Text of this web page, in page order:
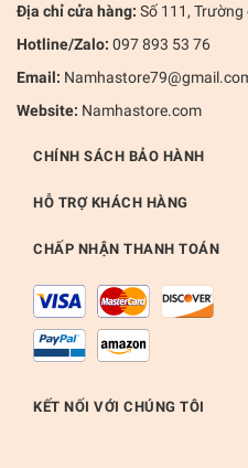
Địa chỉ cửa hàng: Số 111, Trường
Hotline/Zalo: 097 893 53 76
Email:
Website: Namhastore.com
CHÍNH SÁCH BẢO HÀNH
HỖ TRỢ KHÁCH HÀNG
CHẤP NHẬN THANH TOÁN
KẾT NỐI VỚI CHÚNG TÔI